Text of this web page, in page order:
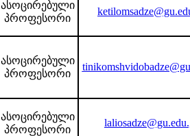
ასოცირებული
პროფესორი
ასოცირებული
პროფესორი
ასოცირებული
პროფესორი